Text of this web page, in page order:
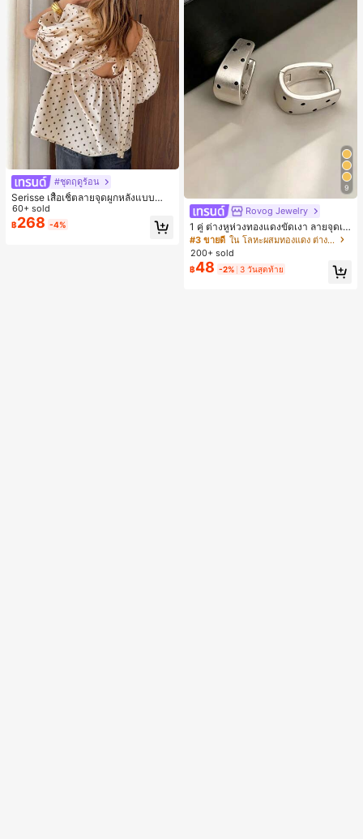
#ชุดฤดูร้อน
Serisse เสื้อเชิ้ตลายจุดผูกหลังแบบลำล
องสำหรับฤดูร้อน
60+ sold
฿268 -4%
9
Rovog Jewelry
1 คู่ ต่างหูห่วงทองแดงขัดเงา ลายจุดเร
ขาคณิตสไตล์มินิมอล เหมาะสำหรับสว
มใส่ประจำวันแบบสบายๆ สำหรับผู้หญิง
#3 ขายดี
ใน โลหะผสมทองแดง ต่างหูผู้หญิง
200+ sold
฿48 -2% 3 วันสุดท้าย